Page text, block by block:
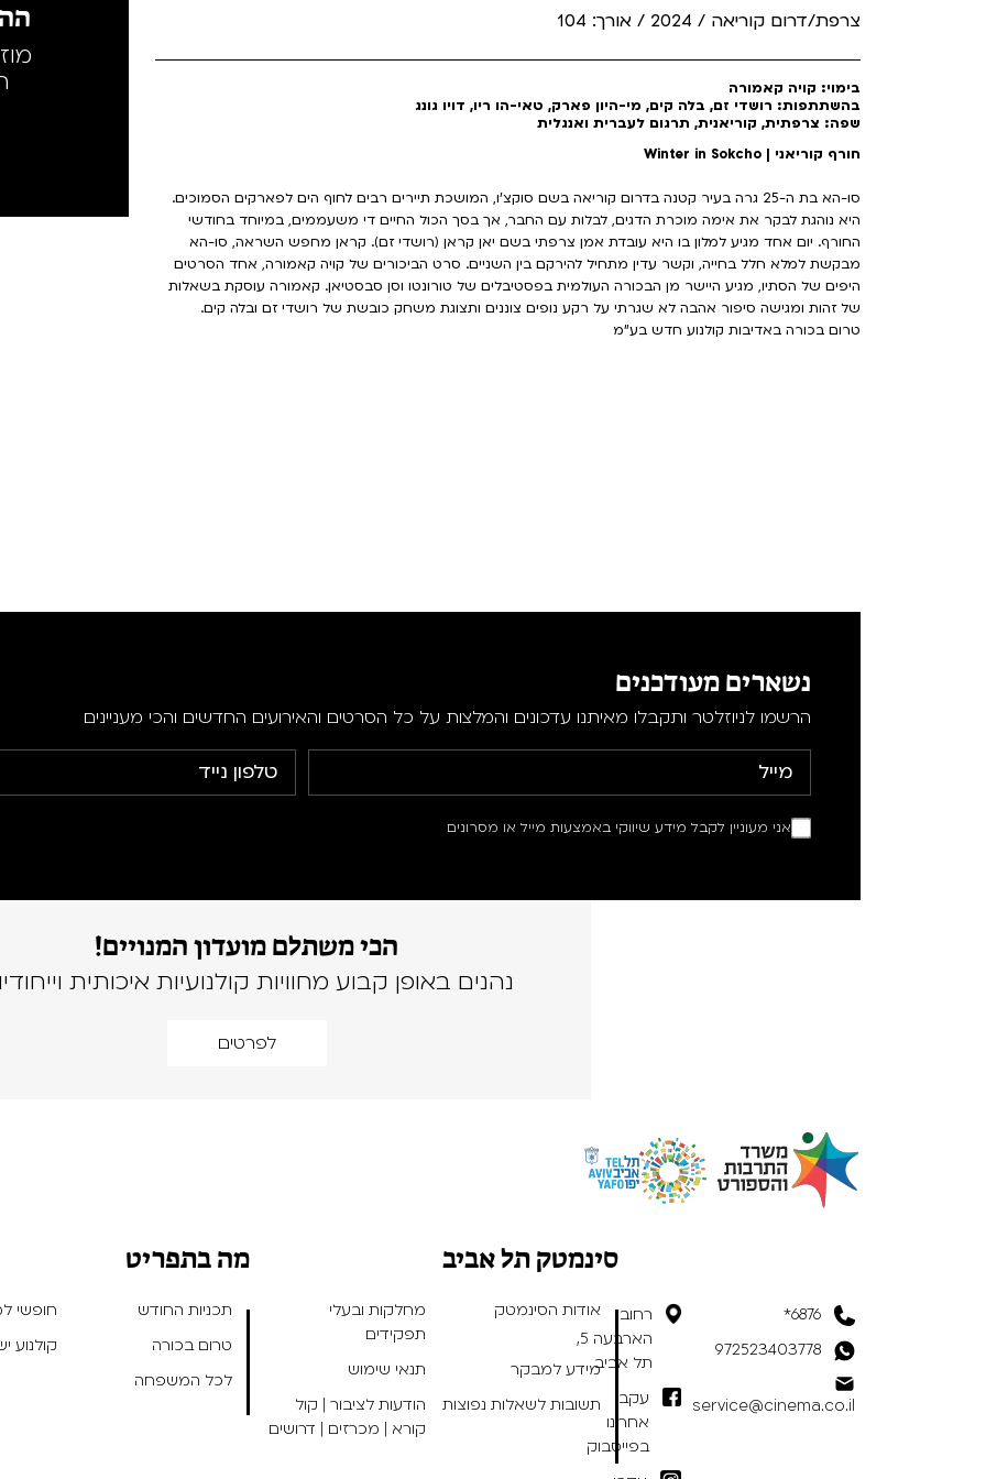
צרפת/דרום קוריאה / 2024 / אורך: 104
בימוי: קויה קאמורה
בהשתתפות: רושדי זם, בלה קים, מי-היון פארק, טאי-הו ריו, דויו גונג
שפה: צרפתית, קוריאנית, תרגום לעברית ואנגלית
חורף קוריאני | Winter in Sokcho
סו-הא בת ה-25 גרה בעיר קטנה בדרום קוריאה בשם סוקצ'ו, המושכת תיירים רבים לחוף הים לפארקים הסמוכים.
היא נוהגת לבקר את אימה מוכרת הדגים, לבלות עם החבר, אך בסך הכול החיים די משעממים, במיוחד בחודשי
החורף. יום אחד מגיע למלון בו היא עובדת אמן צרפתי בשם יאן קראן (רושדי זם). קראן מחפש השראה, סו-הא
מבקשת למלא חלל בחייה, וקשר עדין מתחיל להירקם בין השניים. סרט הביכורים של קויה קאמורה, אחד הסרטים
היפים של הסתיו, מגיע היישר מן הבכורה העולמית בפסטיבלים של טורונטו וסן סבסטיאן. קאמורה עוסקת בשאלות
של זהות ומגישה סיפור אהבה לא שגרתי על רקע נופים צוננים ותצוגת משחק כובשת של רושדי זם ובלה קים.
טרום בכורה באדיבות קולנוע חדש בע"מ
נשארים מעודכנים
הרשמו לניוזלטר ותקבלו מאיתנו עדכונים והמלצות על כל הסרטים והאירועים החדשים והכי מעניינים
אני מעוניין לקבל מידע שיווקי באמצעות מייל או מסרונים
הכי משתלם מועדון המנויים!
נהנים באופן קבוע מחוויות קולנועיות איכותית
לפרטים
6876*
972523403778
service@cinema.co.il
רחוב
הארבעה 5,
תל אביב
עקבו
אחרינו
בפייסבוק
סינמטק תל אביב
אודות הסינמטק
מחלקות ובעלי
תפקידים
מידע למבקר
תנאי שימוש
תשובות לשאלות נפוצות
הודעות לציבור | קול
קורא | מכרזים | דרושים
מה בתפריט
תכניות החודש
חופשי
טרום בכורה
קולנוע
לכל המשפחה